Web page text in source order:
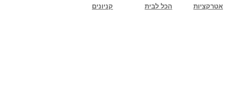
קניונים
הכל לבית אטרקציות